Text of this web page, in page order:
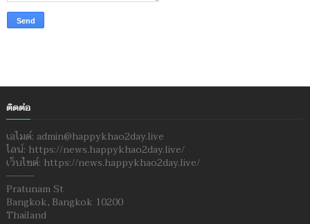
ติดต่อ
เอไมด์: admin@happykhao2day.live
ไลน์: https://news.happykhao2day.live/
เว็บไซต์: https://news.happykhao2day.live/
--------
Pratunam St
Bangkok, Bangkok 10200
Thailand